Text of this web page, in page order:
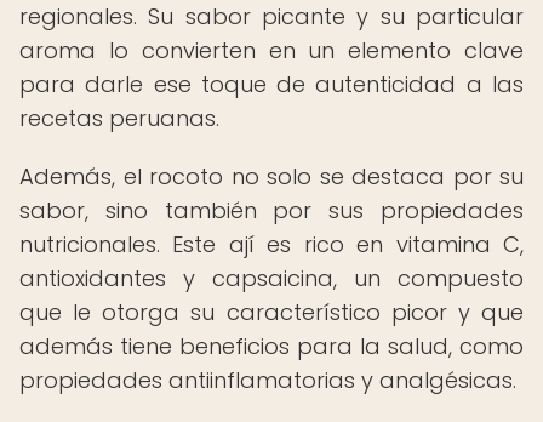
regionales. Su sabor picante y su particular
aroma lo convierten en un elemento clave
para darle ese toque de autenticidad a las
recetas peruanas.
Además, el rocoto no solo se destaca por su
sabor, sino también por sus propiedades
nutricionales. Este ají es rico en vitamina C,
antioxidantes y capsaicina, un compuesto
que le otorga su característico picor y que
además tiene beneficios para la salud, como
propiedades antiinflamatorias y analgésicas.